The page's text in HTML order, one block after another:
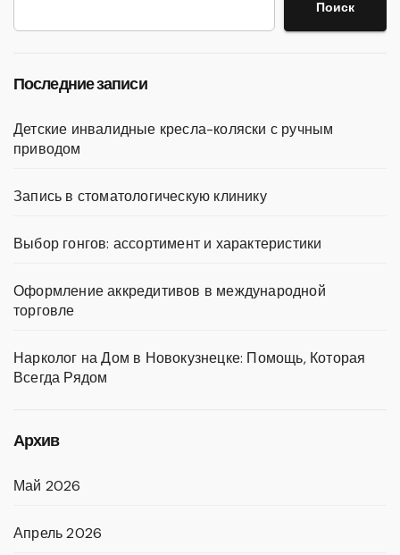
p m a и Поиск
Последние записи
Детские инвалидные кресла-коляски с ручным
приводом
Запись в стоматологическую клинику
Выбор гонгов: ассортимент и характеристики
Оформление аккредитивов в международной
торговле
Нарколог на Дом в Новокузнецке: Помощь, Которая
Всегда Рядом
Архив
Май 2026
Апрель 2026